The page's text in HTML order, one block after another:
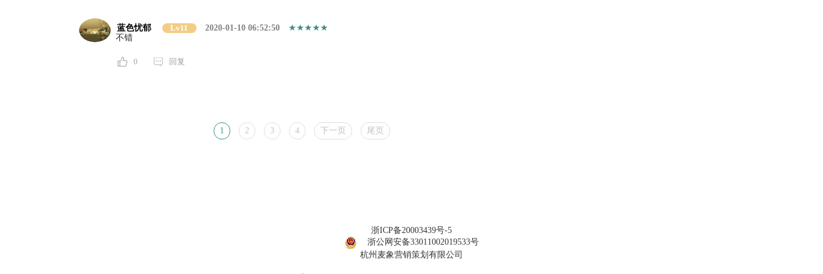
蓝色忧郁 Lv11
2020-01-10 06:52:50
不错
0 回复
1 2 3 4 下一页 尾页
浙ICP备20003439号-5
浙公网安备33011002019533号
杭州麦象营销策划有限公司